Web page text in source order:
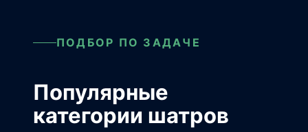
ПОДБОР ПО ЗАДАЧЕ
Популярные
категории шатров